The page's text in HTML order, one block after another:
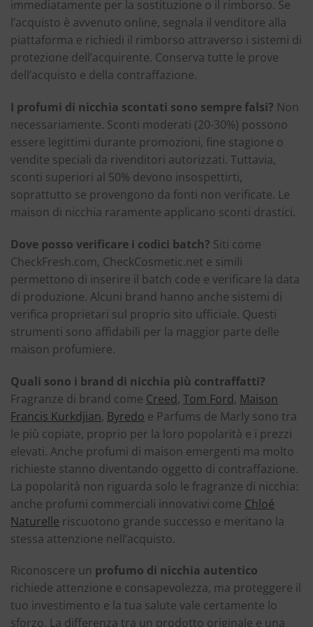
immediatamente per la sostituzione o il rimborso. Se
l’acquisto è avvenuto online, segnala il venditore alla
piattaforma e richiedi il rimborso attraverso i sistemi di
protezione dell’acquirente. Conserva tutte le prove
dell’acquisto e della contraffazione.
I profumi di nicchia scontati sono sempre falsi? Non
necessariamente. Sconti moderati (20-30%) possono
essere legittimi durante promozioni, fine stagione o
vendite speciali da rivenditori autorizzati. Tuttavia,
sconti superiori al 50% devono insospettirti,
soprattutto se provengono da fonti non verificate. Le
maison di nicchia raramente applicano sconti drastici.
Dove posso verificare i codici batch? Siti come
CheckFresh.com, CheckCosmetic.net e simili
permettono di inserire il batch code e verificare la data
di produzione. Alcuni brand hanno anche sistemi di
verifica proprietari sul proprio sito ufficiale. Questi
strumenti sono affidabili per la maggior parte delle
maison profumiere.
Quali sono i brand di nicchia più contraffatti?
Fragranze di brand come Creed, Tom Ford, Maison
Francis Kurkdjian, Byredo e Parfums de Marly sono tra
le più copiate, proprio per la loro popolarità e i prezzi
elevati. Anche profumi di maison emergenti ma molto
richieste stanno diventando oggetto di contraffazione.
La popolarità non riguarda solo le fragranze di nicchia:
anche profumi commerciali innovativi come Chloé
Naturelle riscuotono grande successo e meritano la
stessa attenzione nell’acquisto.
Riconoscere un profumo di nicchia autentico
richiede attenzione e consapevolezza, ma proteggere il
tuo investimento e la tua salute vale certamente lo
sforzo. La differenza tra un prodotto originale e una